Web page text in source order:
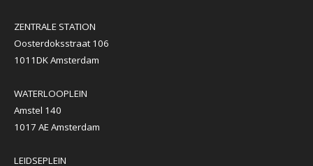
ZENTRALE STATION
Oosterdoksstraat 106
1011DK Amsterdam
WATERLOOPLEIN
Amstel 140
1017 AE Amsterdam
LEIDSEPLEIN